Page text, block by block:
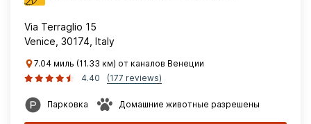
Via Terraglio 15
Venice, 30174, Italy
7.04 миль (11.33 км) от каналов Венеции
4.40
(177 reviews)
Парковка Домашние животные разрешены